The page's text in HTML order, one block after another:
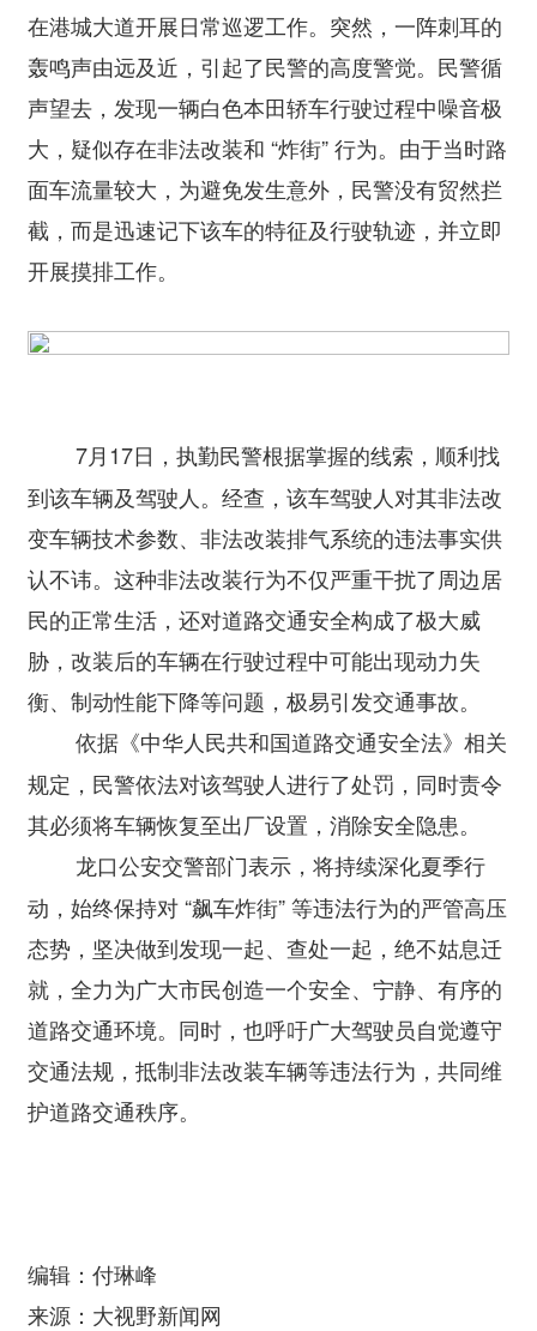
在港城大道开展日常巡逻工作。突然，一阵刺耳的
轰鸣声由远及近，引起了民警的高度警觉。民警循
声望去，发现一辆白色本田轿车行驶过程中噪音极
大，疑似存在非法改装和 “炸街” 行为。由于当时路
面车流量较大，为避免发生意外，民警没有贸然拦
截，而是迅速记下该车的特征及行驶轨迹，并立即
开展摸排工作。
7月17日，执勤民警根据掌握的线索，顺利找
到该车辆及驾驶人。经查，该车驾驶人对其非法改
变车辆技术参数、非法改装排气系统的违法事实供
认不讳。这种非法改装行为不仅严重干扰了周边居
民的正常生活，还对道路交通安全构成了极大威
胁，改装后的车辆在行驶过程中可能出现动力失
衡、制动性能下降等问题，极易引发交通事故。
依据《中华人民共和国道路交通安全法》相关
规定，民警依法对该驾驶人进行了处罚，同时责令
其必须将车辆恢复至出厂设置，消除安全隐患。
龙口公安交警部门表示，将持续深化夏季行
动，始终保持对 “飙车炸街” 等违法行为的严管高压
态势，坚决做到发现一起、查处一起，绝不姑息迁
就，全力为广大市民创造一个安全、宁静、有序的
道路交通环境。同时，也呼吁广大驾驶员自觉遵守
交通法规，抵制非法改装车辆等违法行为，共同维
护道路交通秩序。
编辑：付琳峰
来源：大视野新闻网